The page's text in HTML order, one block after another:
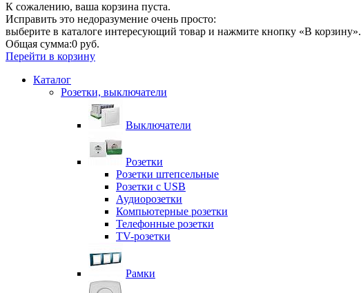
К сожалению, ваша корзина пуста.
Исправить это недоразумение очень просто:
выберите в каталоге интересующий товар и нажмите кнопку «В корзину».
Общая сумма:0 руб.
Перейти в корзину
Каталог
Розетки, выключатели
Выключатели
Розетки
Розетки штепсельные
Розетки с USB
Аудиорозетки
Компьютерные розетки
Телефонные розетки
TV-розетки
Рамки